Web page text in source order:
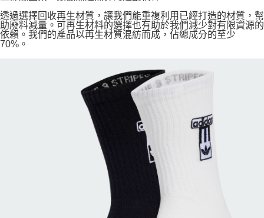
透過選擇回收再生材質，讓我們能重複利用已經打造的材質，幫
助廢料減量。可再生材料的選擇也有助於我們減少對有限資源的
依賴。我們的產品以再生材質混紡而成，佔總成分的至少
70%。